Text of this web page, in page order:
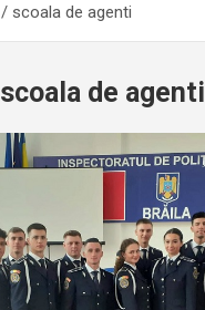
scoala de agenti
scoala de agenti